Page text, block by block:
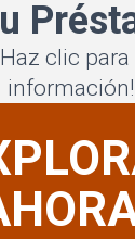
clic
información!